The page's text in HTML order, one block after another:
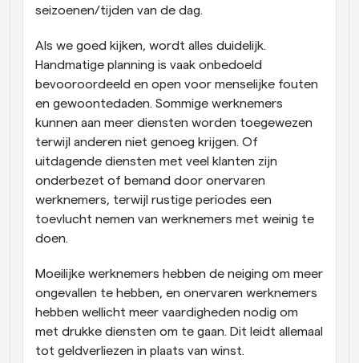
seizoenen/tijden van de dag.
Als we goed kijken, wordt alles duidelijk.
Handmatige planning is vaak onbedoeld
bevooroordeeld en open voor menselijke fouten
en gewoontedaden. Sommige werknemers
kunnen aan meer diensten worden toegewezen
terwijl anderen niet genoeg krijgen. Of
uitdagende diensten met veel klanten zijn
onderbezet of bemand door onervaren
werknemers, terwijl rustige periodes een
toevlucht nemen van werknemers met weinig te
doen.
Moeilijke werknemers hebben de neiging om meer
ongevallen te hebben, en onervaren werknemers
hebben wellicht meer vaardigheden nodig om
met drukke diensten om te gaan. Dit leidt allemaal
tot geldverliezen in plaats van winst.